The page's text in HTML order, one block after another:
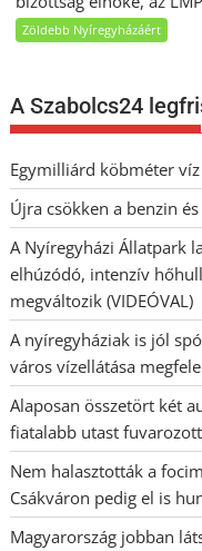
Zöldebb Nyíregyházáért
A Szabolcs24
Egymilliárd köbméter
Újra csökken a benzin
A Nyíregyházi Állatpark
elhúzódó, intenzív
megváltozik (VIDEÓVAL)
A nyíregyháziak is jól
város vízellátása
Alaposan összetört két
fiatalabb utast
Nem halasztották a
Csákváron pedig el is
Magyarország jobban